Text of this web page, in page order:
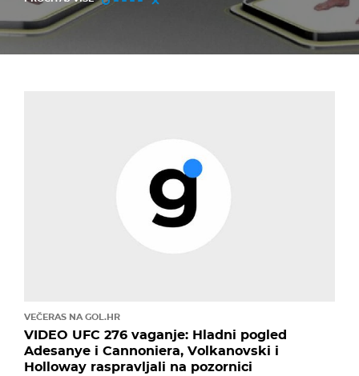
VEČERAS NA GOL.HR
VIDEO UFC 276 vaganje: Hladni pogled
Adesanye i Cannoniera, Volkanovski i
Holloway raspravljali na pozornici